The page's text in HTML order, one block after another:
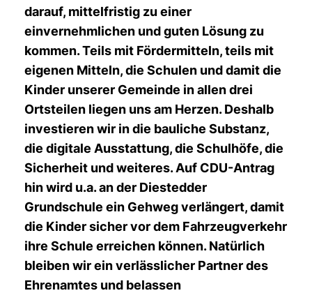
darauf, mittelfristig zu einer
einvernehmlichen und guten Lösung zu
kommen. Teils mit Fördermitteln, teils mit
eigenen Mitteln, die Schulen und damit die
Kinder unserer Gemeinde in allen drei
Ortsteilen liegen uns am Herzen. Deshalb
investieren wir in die bauliche Substanz,
die digitale Ausstattung, die Schulhöfe, die
Sicherheit und weiteres. Auf CDU-Antrag
hin wird u.a. an der Diestedder
Grundschule ein Gehweg verlängert, damit
die Kinder sicher vor dem Fahrzeugverkehr
ihre Schule erreichen können. Natürlich
bleiben wir einverlässlicher Partner des
Ehrenamtes und belassen